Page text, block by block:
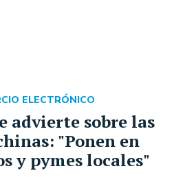
advierte sobre las
"Ponen en
y pymes locales"
ELECTRÓNICO